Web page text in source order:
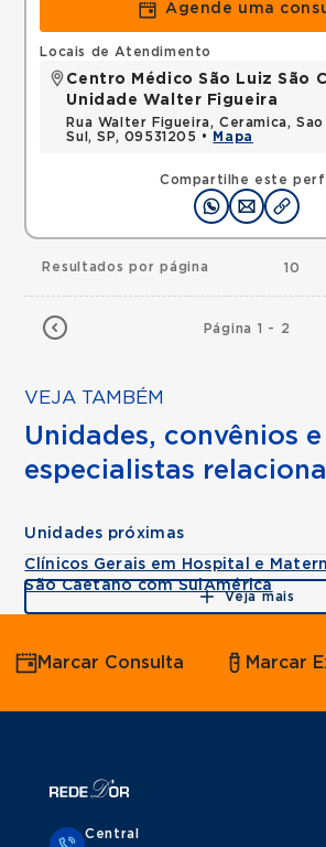
Agende uma
Compartilhe este
Locais de Atendimento
Centro Médico São Luiz São
Unidade Walter Figueira
Rua Walter Figueira, Ceramica,
Sul, SP, 09531205 •
Mapa
Página 1 - 2
Resultados por página 10
VEJA TAMBÉM
Unidades, convênios e
especialistas
Unidades próximas
Clínicos Gerais em Hospital e
São Caetano com SulAmérica
Veja mais
Marcar Consulta Marcar
Central